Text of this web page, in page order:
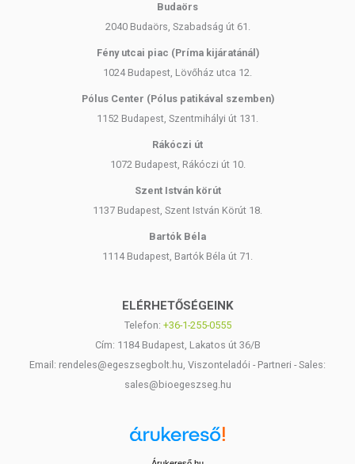
Budaörs
2040 Budaörs, Szabadság út 61.
Fény utcai piac (Príma kijáratánál)
1024 Budapest, Lövőház utca 12.
Pólus Center (Pólus patikával szemben)
1152 Budapest, Szentmihályi út 131.
Rákóczi út
1072 Budapest, Rákóczi út 10.
Szent István körút
1137 Budapest, Szent István Körút 18.
Bartók Béla
1114 Budapest, Bartók Béla út 71.
ELÉRHETŐSÉGEINK
Telefon: +36-1-255-0555
Cím: 1184 Budapest, Lakatos út 36/B
Email: rendeles@egeszsegbolt.hu, Viszonteladói - Partneri - Sales:
sales@bioegeszseg.hu